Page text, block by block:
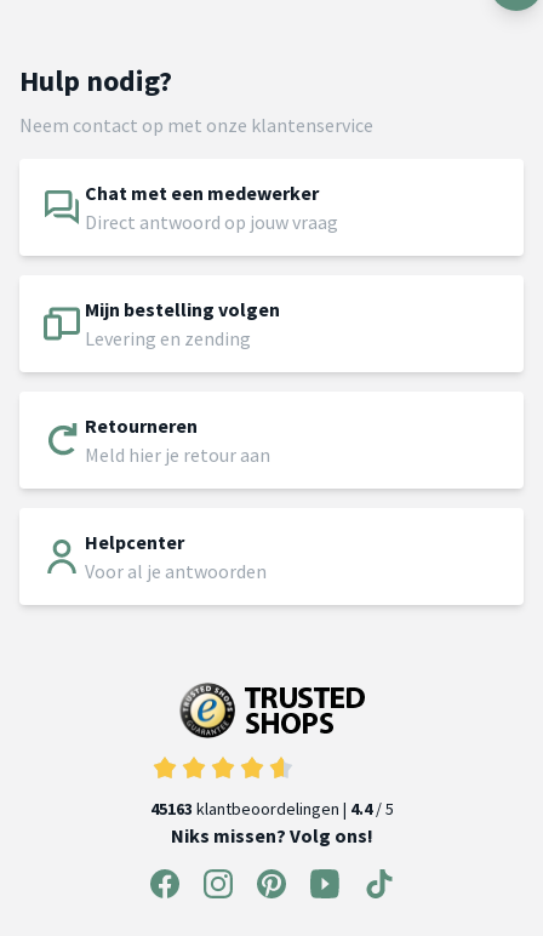
Hulp nodig?
Neem contact op met onze klantenservice
Chat met een medewerker
Direct antwoord op jouw vraag
Mijn bestelling volgen
Levering en zending
Retourneren
Meld hier je retour aan
Helpcenter
Voor al je antwoorden
45163 klantbeoordelingen | 4.4/ 5
Niks missen? Volg ons!